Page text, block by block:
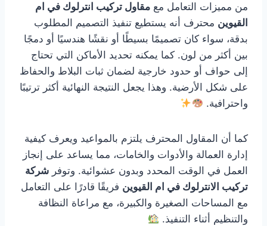
من مميزات التعامل مع مقاول تركيب انترلوك في ام
القيوين محترف أنه يستطيع تنفيذ التصميم المطلوب
بدقة، سواء كان تصميمًا بسيطًا أو نقشًا هندسيًا أو دمجًا
بين أكثر من لون. كما يمكنه تحديد الأماكن التي تحتاج
إلى حواف أو حدود خارجية لضمان ثبات البلاط والحفاظ
على شكل الأرضية. وهذا يجعل النتيجة النهائية أكثر ترتيبًا
واحترافية.
كما أن المقاول المحترف يلتزم بالمواعيد ويعرف كيفية
إدارة العمالة والأدوات والخامات، مما يساعد على إنجاز
العمل في الوقت المحدد وبدون عشوائية. وتوفر شركة
تركيب الانترلوك في ام القيوين فريقًا قادرًا على التعامل
مع المساحات الصغيرة والكبيرة، مع مراعاة النظافة
والتنظيم أثناء التنفيذ.